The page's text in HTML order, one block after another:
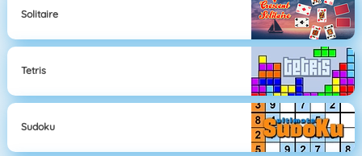
Solitaire
Tetris
Sudoku